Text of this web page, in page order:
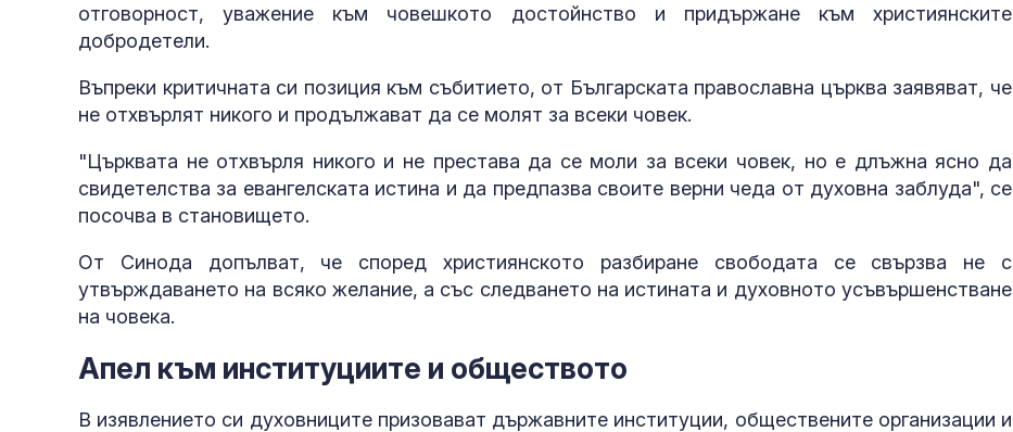
отговорност, уважение към човешкото достойнство и придържане към християнските
добродетели.
Въпреки критичната си позиция към събитието, от Българската православна църква заявяват, че
не отхвърлят никого и продължават да се молят за всеки човек.
"Църквата не отхвърля никого и не престава да се моли за всеки човек, но е длъжна ясно да
свидетелства за евангелската истина и да предпазва своите верни чеда от духовна заблуда", се
посочва в становището.
От Синода допълват, че според християнското разбиране свободата се свързва не с
утвърждаването на всяко желание, а със следването на истината и духовното усъвършенстване
на човека.
Апел към институциите и обществото
В изявлението си духовниците призовават държавните институции, обществените организации и